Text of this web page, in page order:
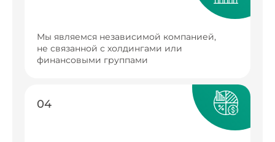
Мы являемся независимой компанией,
не связанной с холдингами или
финансовыми группами
04